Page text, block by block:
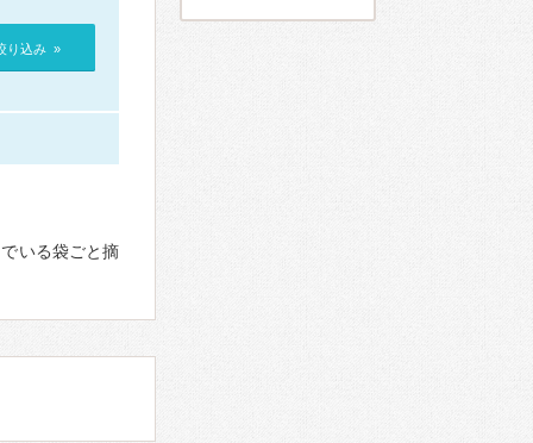
り込み »
いる袋ごと摘